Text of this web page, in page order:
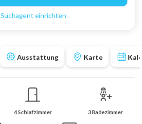
Ausstattung Karte
4 Schlafzimmer 3 Badezimmer
Suchagent einrichten